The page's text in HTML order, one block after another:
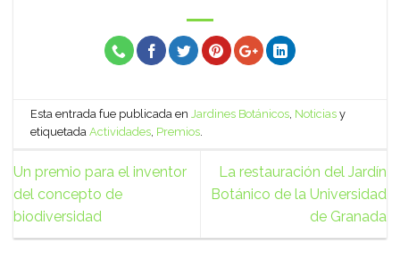
Esta entrada fue publicada enJardines Botánicos, Noticias y
etiquetadaActividades, Premios.
Un premio para el inventor
del concepto de
biodiversidad
La restauración del Jardín
Botánico de la Universidad
de Granada